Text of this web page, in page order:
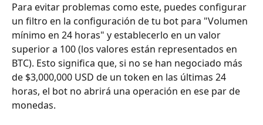
Para evitar problemas como este, puedes configurar
un filtro en la configuración de tu bot para "Volumen
mínimo en 24 horas" y establecerlo en un valor
superior a 100 (los valores están representados en
BTC). Esto significa que, si no se han negociado más
de $3,000,000 USD de un token en las últimas 24
horas, el bot no abrirá una operación en ese par de
monedas.